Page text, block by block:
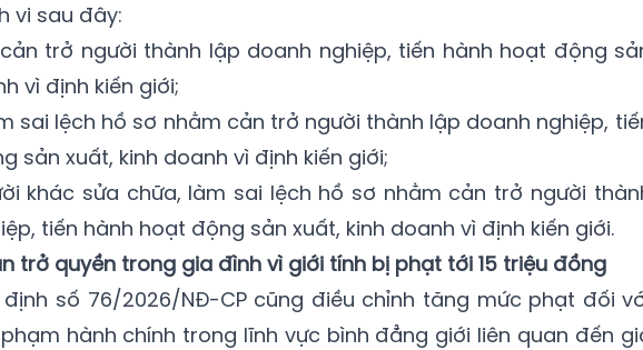
vi sau đây:
trở người thành lập doanh nghiệp, tiến hành hoạt động
vì định kiến giới;
sai lệch hồ sơ nhằm cản trở người thành lập doanh nghiệp,
sản xuất, kinh doanh vì định kiến giới;
khác sửa chữa, làm sai lệch hồ sơ nhằm cản trở người
tiến hành hoạt động sản xuất, kinh doanh vì định kiến giới.
trở quyền trong gia đình vì giới tính bị phạt tới 15 triệu đồng
định số 76/2026/NĐ-CP cũng điều chỉnh tăng mức phạt đối
hành chính trong lĩnh vực bình đẳng giới liên quan đến